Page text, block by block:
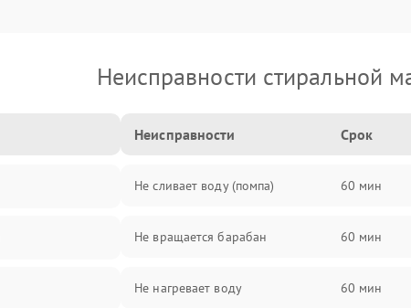
Неисправности стиральной
Неисправности Срок
Не сливает воду (помпа) 60 мин
Не вращается барабан 60 мин
Не нагревает воду 60 мин